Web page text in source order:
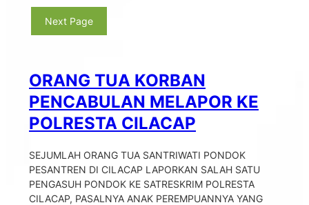
Next Page
ORANG TUA KORBAN
PENCABULAN MELAPOR KE
POLRESTA CILACAP
SEJUMLAH ORANG TUA SANTRIWATI PONDOK
PESANTREN DI CILACAP LAPORKAN SALAH SATU
PENGASUH PONDOK KE SATRESKRIM POLRESTA
CILACAP, PASALNYA ANAK PEREMPUANNYA YANG